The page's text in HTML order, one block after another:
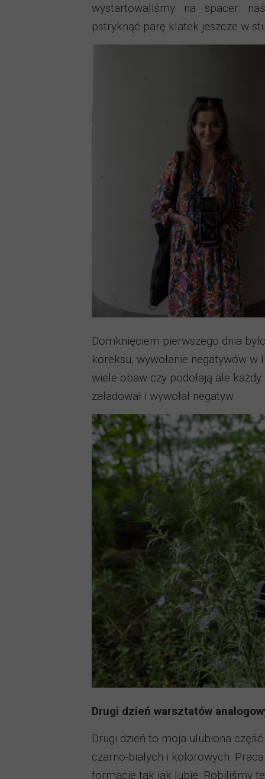
wystartowaliśmy na spacer
pstryknąć parę klatek jeszcze w
Domknięciem pierwszego dnia
koreksu, wywołanie negatywów w
wiele obaw czy podołają ale
załadował i wywołał negatyw.
Drugi dzień warsztatów
Drugi dzień to moja ulubiona
czarno-białych i kolorowych.
formacie tak jak lubię. Robiliśmy